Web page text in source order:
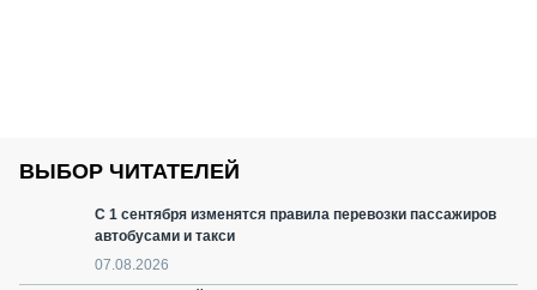
ВЫБОР ЧИТАТЕЛЕЙ
С 1 сентября изменятся правила перевозки пассажиров
автобусами и такси
07.08.2026